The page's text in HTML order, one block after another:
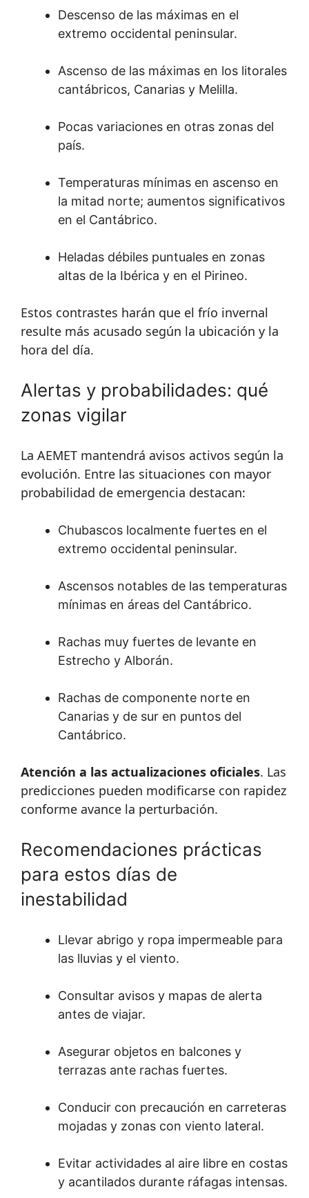
Descenso de las máximas en el
extremo occidental peninsular.
Ascenso de las máximas en los litorales
cantábricos, Canarias y Melilla.
Pocas variaciones en otras zonas del
país.
Temperaturas mínimas en ascenso en
la mitad norte; aumentos significativos
en el Cantábrico.
Heladas débiles puntuales en zonas
altas de la Ibérica y en el Pirineo.
Estos contrastes harán que el frío invernal
resulte más acusado según la ubicación y la
hora del día.
Alertas y probabilidades: qué
zonas vigilar
La AEMET mantendrá avisos activos según la
evolución. Entre las situaciones con mayor
probabilidad de emergencia destacan:
Chubascos localmente fuertes en el
extremo occidental peninsular.
Ascensos notables de las temperaturas
mínimas en áreas del Cantábrico.
Rachas muy fuertes de levante en
Estrecho y Alborán.
Rachas de componente norte en
Canarias y de sur en puntos del
Cantábrico.
Atención a las actualizaciones oficiales. Las
predicciones pueden modificarse con rapidez
conforme avance la perturbación.
Recomendaciones prácticas
para estos días de
inestabilidad
Llevar abrigo y ropa impermeable para
las lluvias y el viento.
Consultar avisos y mapas de alerta
antes de viajar.
Asegurar objetos en balcones y
terrazas ante rachas fuertes.
Conducir con precaución en carreteras
mojadas y zonas con viento lateral.
Evitar actividades al aire libre en costas
y acantilados durante ráfagas intensas.